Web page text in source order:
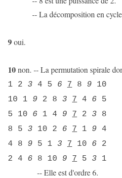
-- La décomposition en
9oui.
10non. -- La permutation spirale
1 2 3 4 5 6 7 8 9 10
10 1 9 2 8 3 7 4 6 5
5 10 6 1 4 9 7 2 3 8
8 5 3 10 2 6 7 1 9 4
4 8 9 5 1 3 7 10 6 2
2 4 6 8 10 9 7 5 3 1
-- Elle est d'ordre 6.